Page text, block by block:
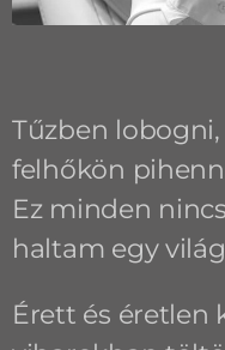
Tűzben
felhőkön
Ez minden
haltam egy
Érett és éretlen